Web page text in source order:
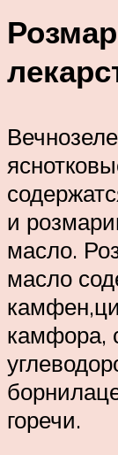
и
масло.
масло
камфора,
горечи.